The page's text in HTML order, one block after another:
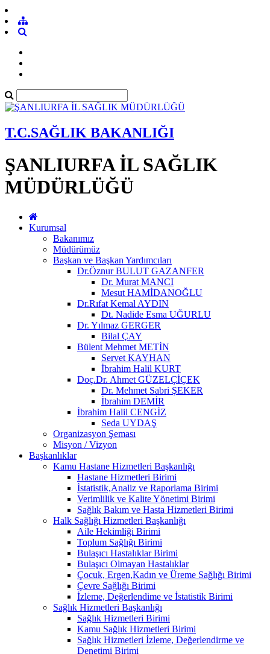
T.C.SAĞLIK BAKANLIĞI
ŞANLIURFA İL SAĞLIK
MÜDÜRLÜĞÜ
Kurumsal
Bakanımız
Müdürümüz
Başkan ve Başkan Yardımcıları
Dr.Öznur BULUT GAZANFER
Dr. Murat MANCI
Mesut HAMİDANOĞLU
Dr.Rıfat Kemal AYDIN
Dt. Nadide Esma UĞURLU
Dr. Yılmaz GERGER
Bilal ÇAY
Bülent Mehmet METİN
Servet KAYHAN
İbrahim Halil KURT
Doç.Dr. Ahmet GÜZELÇİÇEK
Dr. Mehmet Sabri ŞEKER
İbrahim DEMİR
İbrahim Halil CENGİZ
Seda UYDAŞ
Organizasyon Şeması
Misyon / Vizyon
Başkanlıklar
Kamu Hastane Hizmetleri Başkanlığı
Hastane Hizmetleri Birimi
İstatistik,Analiz ve Raporlama Birimi
Verimlilik ve Kalite Yönetimi Birimi
Sağlık Bakım ve Hasta Hizmetleri Birimi
Halk Sağlığı Hizmetleri Başkanlığı
Aile Hekimliği Birimi
Toplum Sağlığı Birimi
Bulaşıcı Hastalıklar Birimi
Bulaşıcı Olmayan Hastalıklar
Çocuk, Ergen,Kadın ve Üreme Sağlığı Birimi
Çevre Sağlığı Birimi
İzleme, Değerlendime ve İstatistik Birimi
Sağlık Hizmetleri Başkanlığı
Sağlık Hizmetleri Birimi
Kamu Sağlık Hizmetleri Birimi
Sağlık Hizmetleri İzleme, Değerlendirme ve
Denetimi Birimi